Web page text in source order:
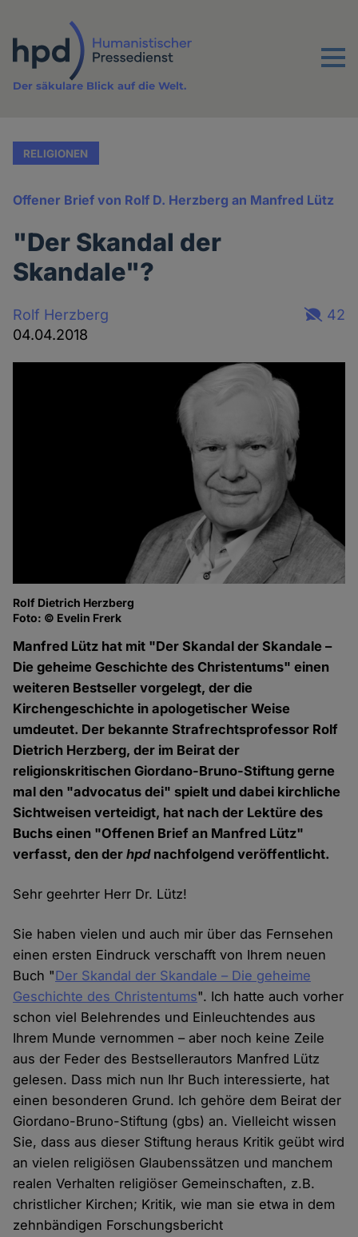
Inhalt
Menu
Der säkulare Blick auf die Welt.
RELIGIONEN
Offener Brief von Rolf D. Herzberg an Manfred Lütz
"Der Skandal der
Skandale"?
Rolf Herzberg
04.04.2018
42
Rolf Dietrich Herzberg
Foto: © Evelin Frerk
Manfred Lütz hat mit "Der Skandal der Skandale –
Die geheime Geschichte des Christentums" einen
weiteren Bestseller vorgelegt, der die
Kirchengeschichte in apologetischer Weise
umdeutet. Der bekannte Strafrechtsprofessor Rolf
Dietrich Herzberg, der im Beirat der
religionskritischen Giordano-Bruno-Stiftung gerne
mal den "advocatus dei" spielt und dabei kirchliche
Sichtweisen verteidigt, hat nach der Lektüre des
Buchs einen "Offenen Brief an Manfred Lütz"
verfasst, den derhpdnachfolgend veröffentlicht.
Sehr geehrter Herr Dr. Lütz!
Sie haben vielen und auch mir über das Fernsehen
einen ersten Eindruck verschafft von Ihrem neuen
Buch "Der Skandal der Skandale – Die geheime
Geschichte des Christentums". Ich hatte auch vorher
schon viel Belehrendes und Einleuchtendes aus
Ihrem Munde vernommen – aber noch keine Zeile
aus der Feder des Bestsellerautors Manfred Lütz
gelesen. Dass mich nun Ihr Buch interessierte, hat
einen besonderen Grund. Ich gehöre dem Beirat der
Giordano-Bruno-Stiftung (gbs) an. Vielleicht wissen
Sie, dass aus dieser Stiftung heraus Kritik geübt wird
an vielen religiösen Glaubenssätzen und manchem
realen Verhalten religiöser Gemeinschaften, z.B.
christlicher Kirchen; Kritik, wie man sie etwa in dem
zehnbändigen Forschungsbericht